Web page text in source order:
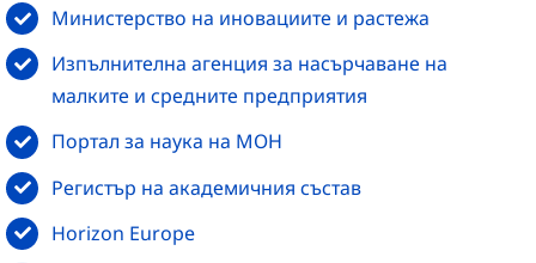
Министерство на иновациите и растежа
Изпълнителна агенция за насърчаване на
малките и средните предприятия
Портал за наука на МОН
Регистър на академичния състав
Horizon Europe